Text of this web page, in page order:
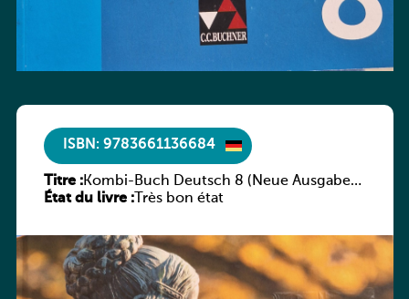
ISBN: 9783661136684
Titre :Kombi-Buch Deutsch 8 (Neue Ausgabe
Luxemburg)
État du livre :Très bon état